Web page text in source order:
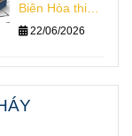
Biên Hòa thiết
kế nhà phố
22/06/2026